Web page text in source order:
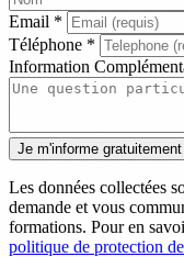
Email *
Téléphone *
Information
Les données collectées
demande et vous
formations. Pour en
politique de protection